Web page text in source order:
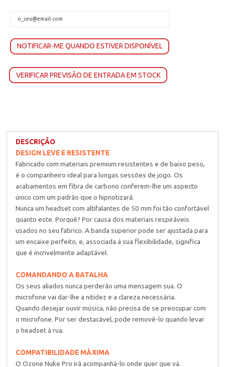
NOTIFICAR-ME QUANDO ESTIVER DISPONÍVEL
VERIFICAR PREVISÃO DE ENTRADA EM STOCK
DESCRIÇÃO
DESIGN LEVE E RESISTENTE
Fabricado com materiais premium resistentes e de baixo peso,
é o companheiro ideal para longas sessões de jogo. Os
acabamentos em fibra de carbono conferem-lhe um aspecto
único com um padrão que o hipnotizará.
Nunca um headset com altifalantes de 50 mm foi tão confortável
quanto este. Porquê? Por causa dos materiais respiráveis
usados no seu fabrico. A banda superior pode ser ajustada para
um encaixe perfeito, e, associada à sua flexibilidade, significa
que é incrivelmente adaptável.
COMANDANDO A BATALHA
Os seus aliados nunca perderão uma mensagem sua. O
microfone vai dar-lhe a nitidez e a clareza necessária.
Quando desejar ouvir música, não precisa de se preocupar com
o microfone. Por ser destacável, pode removê-lo quando levar
o headset à rua.
COMPATIBILIDADE MÁXIMA
O Ozone Nuke Pro irá acompanhá-lo onde quer que vá.